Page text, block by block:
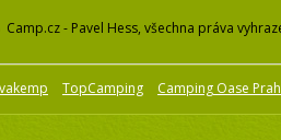
- Pavel Hess, všechna práva
TopCamping Camping Oase